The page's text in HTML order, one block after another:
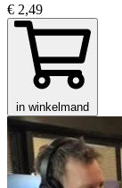
€ 2,49
in winkelmand